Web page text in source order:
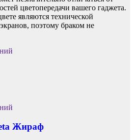
цветопередачи вашего гаджета.
являются технической
поэтому браком не
Жираф